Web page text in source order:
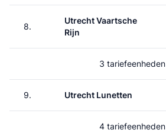
8.
Utrecht Vaartsche
Rijn
3 tariefeenheden
9. Utrecht Lunetten
4 tariefeenheden